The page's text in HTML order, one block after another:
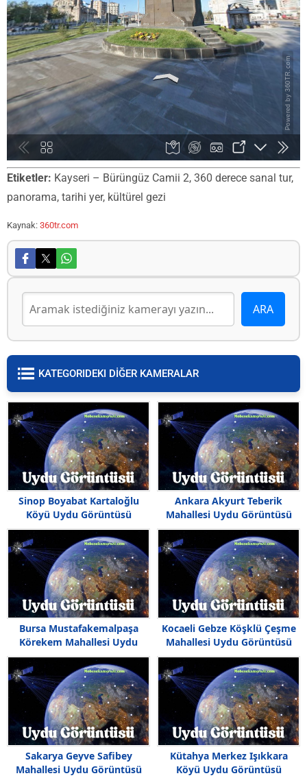
Etiketler: Kayseri – Bürüngüz Camii 2, 360 derece sanal tur,
panorama, tarihi yer, kültürel gezi
Kaynak: 360tr.com
KATEGORIDEKI DİĞER KAMERALAR
Sinop Boyabat Kartaloğlu
Köyü Uydu Görüntüsü
Ankara Akyurt Teberik
Mahallesi Uydu Görüntüsü
Haritası
Bursa Mustafakemalpaşa
Körekem Mahallesi Uydu
Görüntüsü
Kocaeli Gebze Köşklü Çeşme
Mahallesi Uydu Görüntüsü
Sakarya Geyve Safibey
Mahallesi Uydu Görüntüsü
Kütahya Merkez Işıkkara
Köyü Uydu Görüntüsü